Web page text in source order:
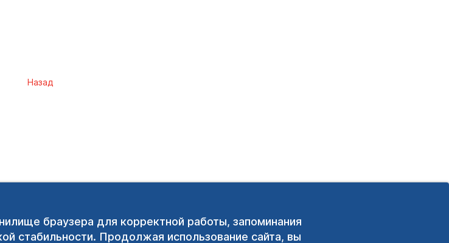
браузера для корректной работы, запоминания
стабильности. Продолжая использование сайта, вы
Назад